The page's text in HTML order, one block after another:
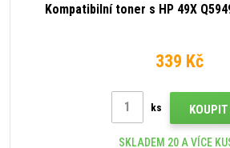
Kompatibilní toner s HP 49X
339 Kč
ks KOUPIT
SKLADEM 20 A VÍCE